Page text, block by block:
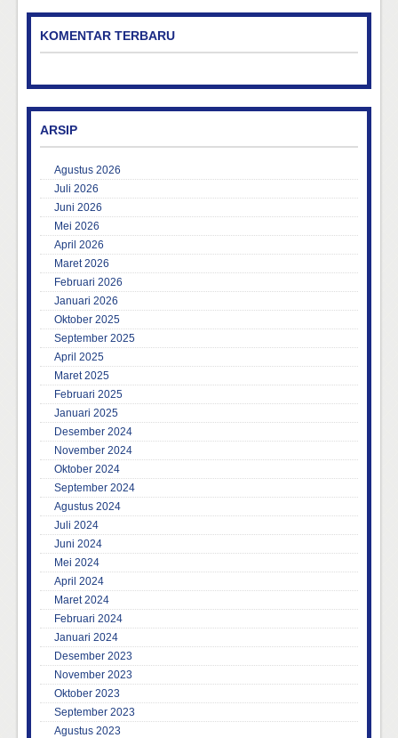
KOMENTAR TERBARU
ARSIP
Agustus 2026
Juli 2026
Juni 2026
Mei 2026
April 2026
Maret 2026
Februari 2026
Januari 2026
Oktober 2025
September 2025
April 2025
Maret 2025
Februari 2025
Januari 2025
Desember 2024
November 2024
Oktober 2024
September 2024
Agustus 2024
Juli 2024
Juni 2024
Mei 2024
April 2024
Maret 2024
Februari 2024
Januari 2024
Desember 2023
November 2023
Oktober 2023
September 2023
Agustus 2023